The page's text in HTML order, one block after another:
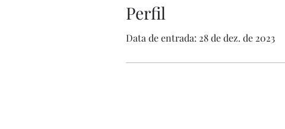
Perfil
Data de entrada: 28 de dez. de 2023